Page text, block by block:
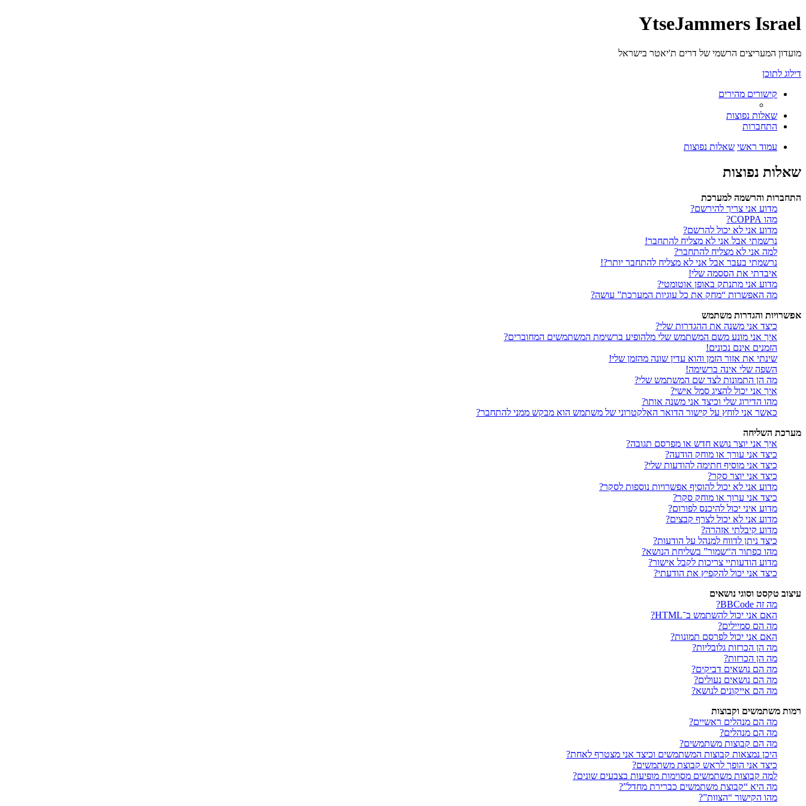
YtseJammers Israel
מועדון המעריצים הרשמי של דרים ת'יאטר בישראל
דילוג לתוכן
קישורים מהירים
שאלות נפוצות
התחברות
עמוד ראשי שאלות נפוצות
שאלות נפוצות
התחברות והרשמה למערכת
מדוע אני צריך להירשם?
מהו COPPA?
מדוע אני לא יכול להרשם?
נרשמתי אבל אני לא מצליח להתחבר!
למה אני לא מצליח להתחבר?
נרשמתי בעבר אבל אני לא מצליח להתחבר יותר?!
איבדתי את הססמה שלי!
מדוע אני מתנתק באופן אוטומטי?
מה האפשרות “מחק את כל עוגיות המערכת” עושה?
אפשרויות והגדרות משתמש
כיצד אני משנה את ההגדרות שלי?
איך אני מונע משם המשתמש שלי מלהופיע ברשימת המשתמשים המחוברים?
הזמנים אינם נכונים!
שינתי את אזור הזמן והוא עדין שונה מהזמן שלי!
השפה שלי אינה ברשימה!
מה הן התמונות לצד שם המשתמש שלי?
איך אני יכול להציג סמל אישי?
מהו הדירוג שלי וכיצד אני משנה אותו?
כאשר אני לוחץ על קישור הדואר האלקטרוני של משתמש הוא מבקש ממני להתחבר?
מערכת השליחה
איך אני יוצר נושא חדש או מפרסם תגובה?
כיצד אני עורך או מוחק הודעה?
כיצד אני מוסיף חתימה להודעות שלי?
כיצד אני יוצר סקר?
מדוע אני לא יכול להוסיף אפשרויות נוספות לסקר?
כיצד אני ערוך או מוחק סקר?
מדוע איני יכול להיכנס לפורום?
מדוע אני לא יכול לצרף קבצים?
מדוע קיבלתי אזהרה?
כיצד ניתן לדווח למנהל על הודעות?
מהו כפתור ה“שמור” בשליחת הנושא?
מדוע הודעותיי צריכות לקבל אישור?
כיצד אני יכול להקפיץ את הודעתי?
עיצוב טקסט וסוגי נושאים
מה זה BBCode?
האם אני יכול להשתמש ב־HTML?
מה הם סמיילים?
האם אני יכול לפרסם תמונות?
מה הן הכרזות גלובליות?
מה הן הכרזות?
מה הם נושאים דביקים?
מה הם נושאים נעולים?
מה הם אייקונים לנושא?
רמות משתמשים וקבוצות
מה הם מנהלים ראשיים?
מה הם מנהלים?
מה הם קבוצות משתמשים?
היכן נמצאות קבוצות המשתמשים וכיצד אני מצטרף לאחת?
כיצד אני הופך לראש קבוצת משתמשים?
למה קבוצות משתמשים מסוימות מופיעות בצבעים שונים?
מה היא “קבוצת משתמשים כברירת מחדל”?
מהו הקישור “הצוות”?